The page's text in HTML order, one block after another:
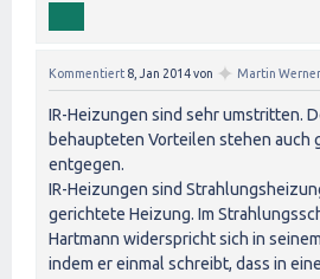
Kommentiert 8, Jan 2014von ✦ Martin Werner
IR-Heizungen sind sehr umstritten.
behaupteten Vorteilen stehen auch
entgegen.
IR-Heizungen sind
gerichtete Heizung. Im
Hartmann widerspricht sich in
indem er einmal schreibt, dass in